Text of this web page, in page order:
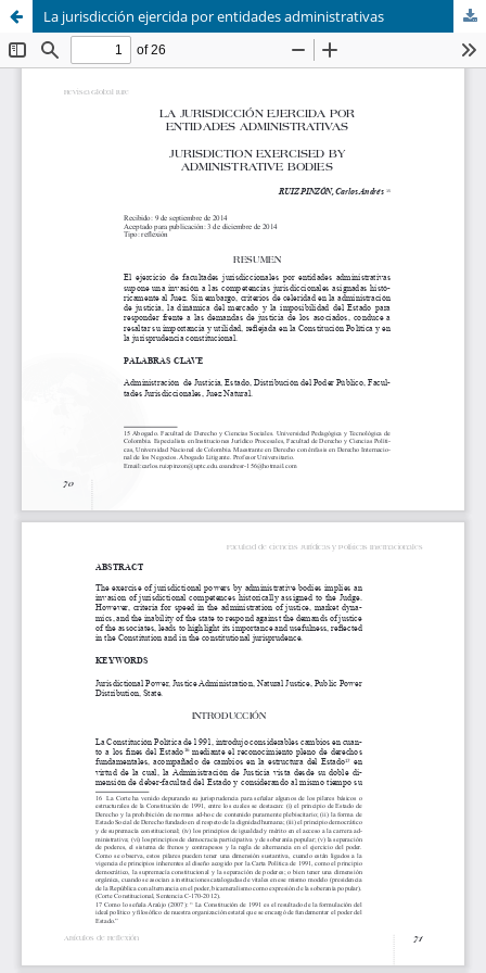
La jurisdicción ejercida por entidades administrativas